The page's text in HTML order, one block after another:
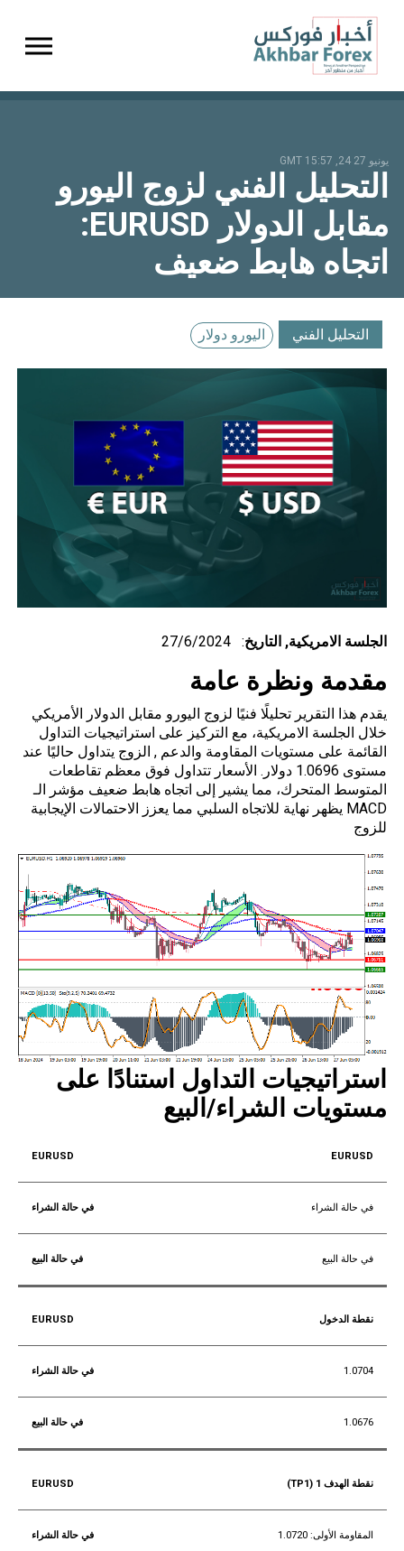
يونيو 27 24, 15:57 GMT
التحليل الفني لزوج اليورو
مقابل الدولار EURUSD:
اتجاه هابط ضعيف
التحليل الفني اليورو دولار
الجلسة الامريكية,التاريخ: 27/6/2024
مقدمة ونظرة عامة
يقدم هذا التقرير تحليلًا فنيًا لزوج اليورو مقابل الدولار الأمريكي
خلال الجلسة الامريكية، مع التركيز على استراتيجيات التداول
القائمة على مستويات المقاومة والدعم , الزوج يتداول حاليًا عند
مستوى 1.0696 دولار. الأسعار تتداول فوق معظم تقاطعات
المتوسط المتحرك، مما يشير إلى اتجاه هابط ضعيف مؤشر الـ
MACD يظهر نهاية للاتجاه السلبي مما يعزز الاحتمالات الإيجابية
للزوج
استراتيجيات التداول استنادًا على
مستويات الشراء/البيع
EURUSD
في حالة الشراء
في حالة البيع
نقطة الدخول
1.0704
1.0676
نقطة الهدف 1 (TP1)
المقاومة الأولى: 1.0720